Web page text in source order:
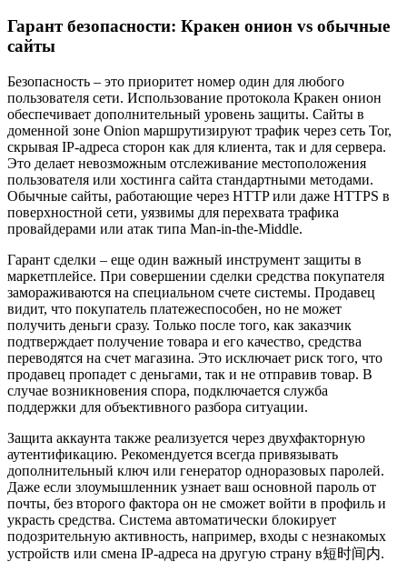
Гарант безопасности: Кракен онион vs обычные
сайты
Безопасность – это приоритет номер один для любого
пользователя сети. Использование протокола Кракен онион
обеспечивает дополнительный уровень защиты. Сайты в
доменной зоне Onion маршрутизируют трафик через сеть Tor,
скрывая IP-адреса сторон как для клиента, так и для сервера.
Это делает невозможным отслеживание местоположения
пользователя или хостинга сайта стандартными методами.
Обычные сайты, работающие через HTTP или даже HTTPS в
поверхностной сети, уязвимы для перехвата трафика
провайдерами или атак типа Man-in-the-Middle.
Гарант сделки – еще один важный инструмент защиты в
маркетплейсе. При совершении сделки средства покупателя
замораживаются на специальном счете системы. Продавец
видит, что покупатель платежеспособен, но не может
получить деньги сразу. Только после того, как заказчик
подтверждает получение товара и его качество, средства
переводятся на счет магазина. Это исключает риск того, что
продавец пропадет с деньгами, так и не отправив товар. В
случае возникновения спора, подключается служба
поддержки для объективного разбора ситуации.
Защита аккаунта также реализуется через двухфакторную
аутентификацию. Рекомендуется всегда привязывать
дополнительный ключ или генератор одноразовых паролей.
Даже если злоумышленник узнает ваш основной пароль от
почты, без второго фактора он не сможет войти в профиль и
украсть средства. Система автоматически блокирует
подозрительную активность, например, входы с незнакомых
устройств или смена IP-адреса на другую страну в短时间内.